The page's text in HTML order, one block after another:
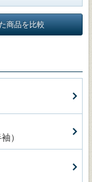
商品を比較
）